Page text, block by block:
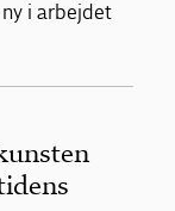
i arbejdet